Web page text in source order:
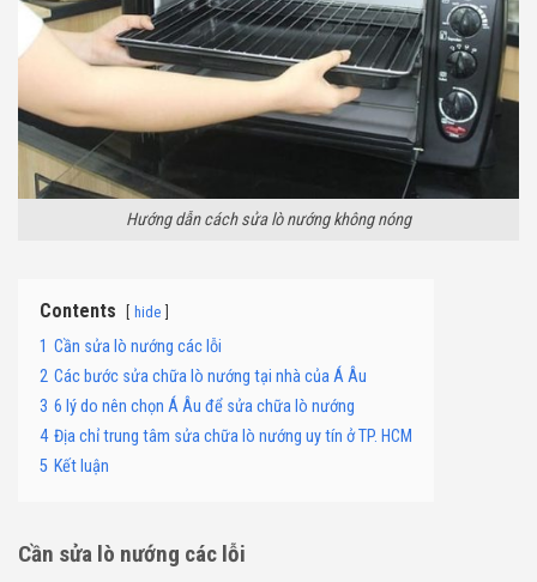
Hướng dẫn cách sửa lò nướng không nóng
Contents hide
1 Cần sửa lò nướng các lỗi
2 Các bước sửa chữa lò nướng tại nhà của Á Âu
3 6 lý do nên chọn Á Âu để sửa chữa lò nướng
4 Địa chỉ trung tâm sửa chữa lò nướng uy tín ở TP. HCM
5 Kết luận
Cần sửa lò nướng các lỗi